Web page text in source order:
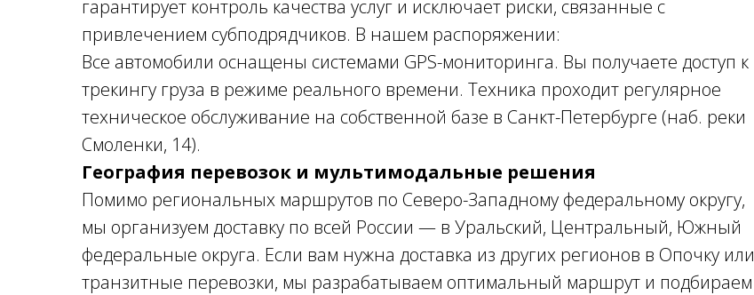
гарантирует контроль качества услуг и исключает риски, связанные с
привлечением субподрядчиков. В нашем распоряжении:
Все автомобили оснащены системами GPS-мониторинга. Вы получаете доступ к
трекингу груза в режиме реального времени. Техника проходит регулярное
техническое обслуживание на собственной базе в Санкт-Петербурге (наб. реки
Смоленки, 14).
География перевозок и мультимодальные решения
Помимо региональных маршрутов по Северо-Западному федеральному округу,
мы организуем доставку по всей России — в Уральский, Центральный, Южный
федеральные округа. Если вам нужна доставка из других регионов в Опочку или
транзитные перевозки, мы разрабатываем оптимальный маршрут и подбираем